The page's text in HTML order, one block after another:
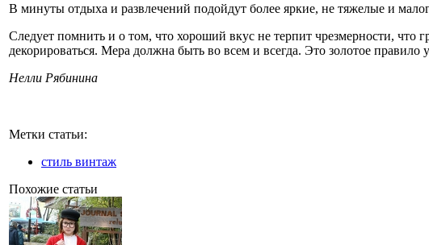
В минуты отдыха и развлечений подойдут более яркие, не тяжелые и
Следует помнить и о том, что хороший вкус не терпит чрезмерности, что
декорироваться. Мера должна быть во всем и всегда. Это золотое правило
Нелли Рябинина
Метки статьи:
стиль винтаж
Похожие статьи